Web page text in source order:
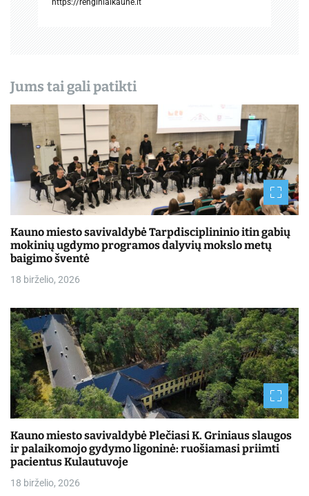
Jums tai gali patikti
Kauno miesto savivaldybė Tarpdisciplininio itin gabių
mokinių ugdymo programos dalyvių mokslo metų
baigimo šventė
18 birželio, 2026
Kauno miesto savivaldybė Plečiasi K. Griniaus slaugos
ir palaikomojo gydymo ligoninė: ruošiamasi priimti
pacientus Kulautuvoje
18 birželio, 2026